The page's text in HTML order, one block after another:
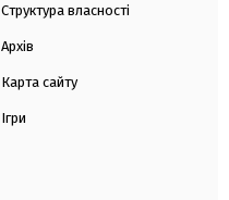
Структура власності
Архів
Карта сайту
Ігри